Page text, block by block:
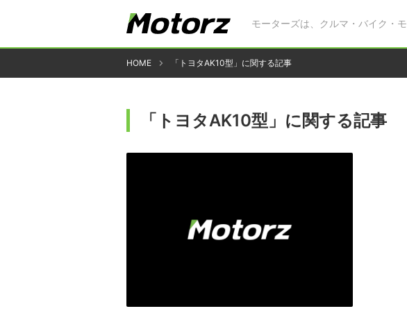
モーターズは、クルマ・バイク・
HOME 「トヨタAK10型」に関する記事
「トヨタAK10型」に関する記事